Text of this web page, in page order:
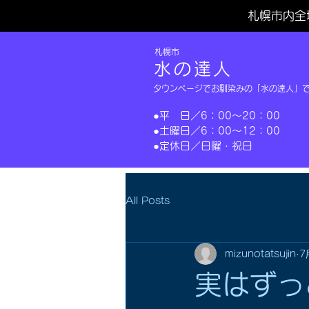
札幌市内
タウンページでお馴染みの「水の達人」
水の達人
​札幌市
​●平 日／6：00～20：00
​●土曜日／6：00～12：00
​●定休日／日曜・祝日​
All Posts
実はず
mizunotatsujin 7